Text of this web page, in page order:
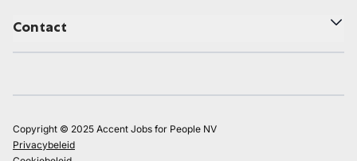
Contact
Copyright © 2025 Accent Jobs for People NV
Privacybeleid